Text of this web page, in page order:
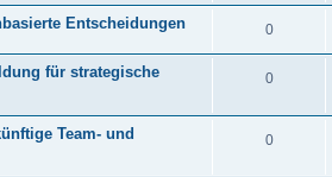
Entscheidungen 0
für strategische
0
Team- und
0